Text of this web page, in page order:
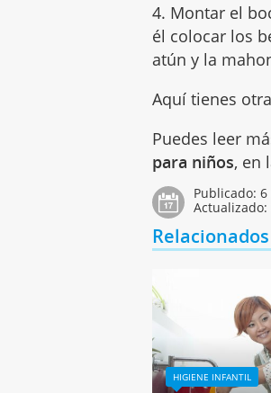
4. Montar el
él colocar los
atún y la
Aquí tienes
Puedes leer
para niños, en
Publicado:6
Actualizado:
Relacionados
HIGIENE INFANTIL